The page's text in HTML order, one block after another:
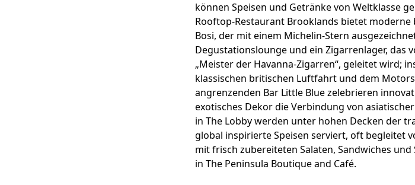
können Speisen und Getränke von Weltklasse
Rooftop-Restaurant Brooklands bietet moderne
Bosi, der mit einem Michelin-Stern
Degustationslounge und ein Zigarrenlager, das
„Meister der Havanna-Zigarren“, geleitet wird;
klassischen britischen Luftfahrt und dem
angrenzenden Bar Little Blue zelebrieren
exotisches Dekor die Verbindung von
in The Lobby werden unter hohen Decken der
global inspirierte Speisen serviert, oft begleitet
mit frisch zubereiteten Salaten, Sandwiches
in The Peninsula Boutique and Café.